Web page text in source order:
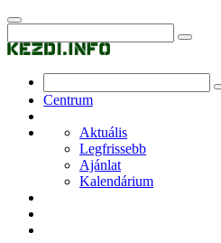
Centrum
Aktuális
Legfrissebb
Ajánlat
Kalendárium